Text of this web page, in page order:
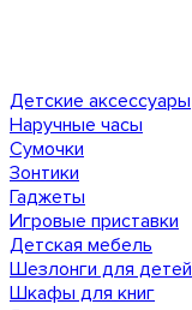
Детские аксессуары
Наручные часы
Сумочки
Зонтики
Гаджеты
Игровые приставки
Детская мебель
Шезлонги для детей
Шкафы для книг